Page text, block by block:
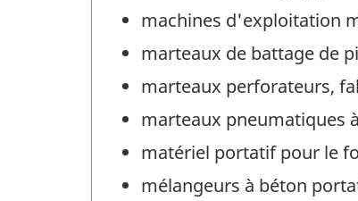
machines d'exploitation
marteaux de battage de
marteaux perforateurs,
marteaux pneumatiques
matériel portatif pour le
mélangeurs à béton